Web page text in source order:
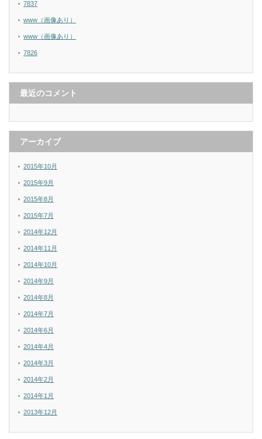
7837
www（画像あり）
www（画像あり）
7826
最近のコメント
アーカイブ
2015年10月
2015年9月
2015年8月
2015年7月
2014年12月
2014年11月
2014年10月
2014年9月
2014年8月
2014年7月
2014年6月
2014年4月
2014年3月
2014年2月
2014年1月
2013年12月